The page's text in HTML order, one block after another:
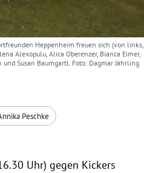
Heppenheim freuen sich (von links,
Alexopulu, Alica Oberenzer, Bianca Eimer,
und Susan Baumgartl. Foto: Dagmar Jährling
Peschke
Uhr) gegen Kickers